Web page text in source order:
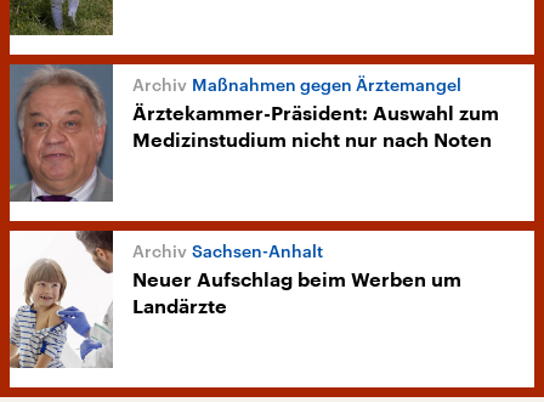
Maßnahmen gegen Ärztemangel
Ärztekammer-Präsident: Auswahl zum
Medizinstudium nicht nur nach Noten
Sachsen-Anhalt
Neuer Aufschlag beim Werben um
Landärzte